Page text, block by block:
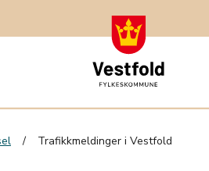
Trafikkmeldinger i Vestfold